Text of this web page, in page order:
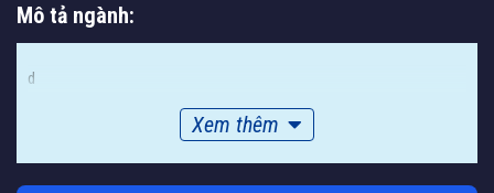
Mô tả ngành:
d
Xem thêm